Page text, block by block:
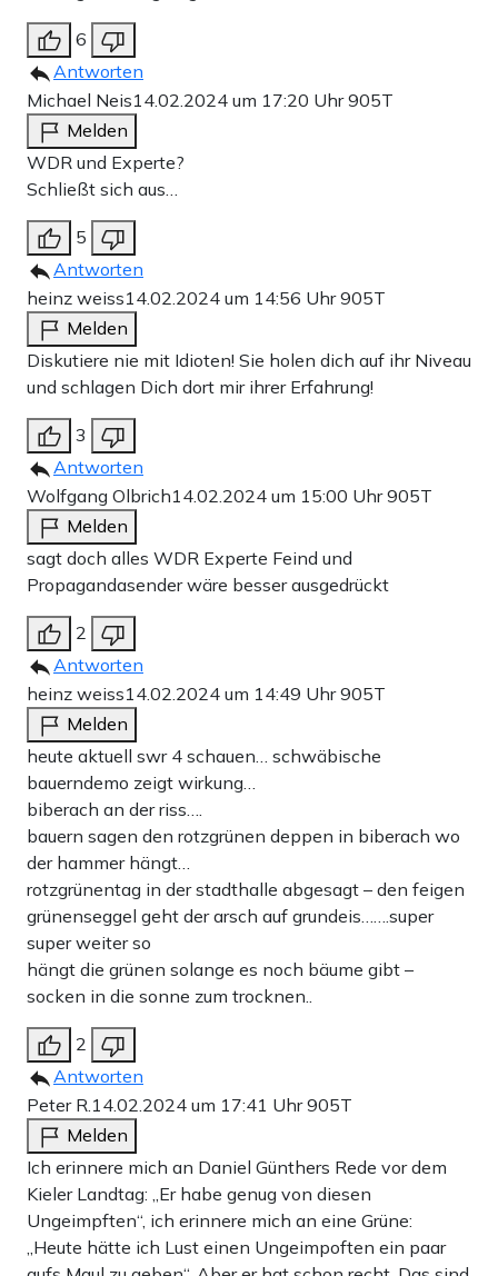
6
Antworten
Michael Neis14.02.2024 um 17:20 Uhr905T
Melden
WDR und Experte?
Schließt sich aus…
5
Antworten
heinz weiss14.02.2024 um 14:56 Uhr905T
Melden
Diskutiere nie mit Idioten! Sie holen dich auf ihr Niveau
und schlagen Dich dort mir ihrer Erfahrung!
3
Antworten
Wolfgang Olbrich14.02.2024 um 15:00 Uhr905T
Melden
sagt doch alles WDR Experte Feind und
Propagandasender wäre besser ausgedrückt
2
Antworten
heinz weiss14.02.2024 um 14:49 Uhr905T
Melden
heute aktuell swr 4 schauen… schwäbische
bauerndemo zeigt wirkung…
biberach an der riss….
bauern sagen den rotzgrünen deppen in biberach wo
der hammer hängt…
rotzgrünentag in der stadthalle abgesagt – den feigen
grünenseggel geht der arsch auf grundeis…….super
super weiter so
hängt die grünen solange es noch bäume gibt –
socken in die sonne zum trocknen..
2
Antworten
Peter R.14.02.2024 um 17:41 Uhr905T
Melden
Ich erinnere mich an Daniel Günthers Rede vor dem
Kieler Landtag: „Er habe genug von diesen
Ungeimpften“, ich erinnere mich an eine Grüne:
„Heute hätte ich Lust einen Ungeimpoften ein paar